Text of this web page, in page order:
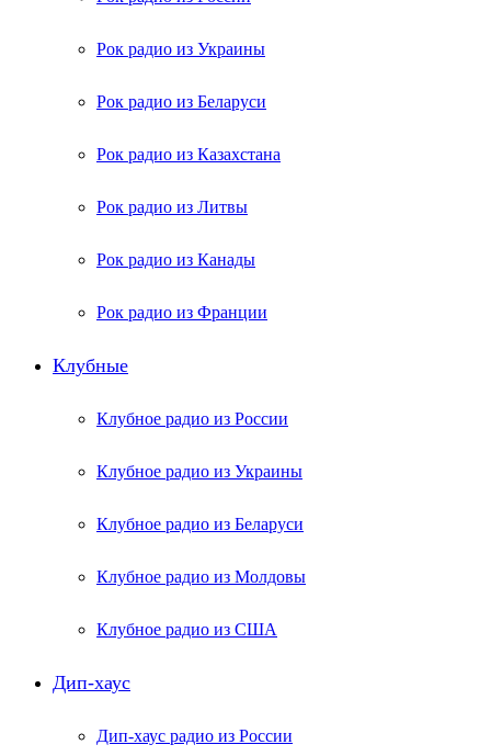
Рок радио из Украины
Рок радио из Беларуси
Рок радио из Казахстана
Рок радио из Литвы
Рок радио из Канады
Рок радио из Франции
Клубные
Клубное радио из России
Клубное радио из Украины
Клубное радио из Беларуси
Клубное радио из Молдовы
Клубное радио из США
Дип-хаус
Дип-хаус радио из России